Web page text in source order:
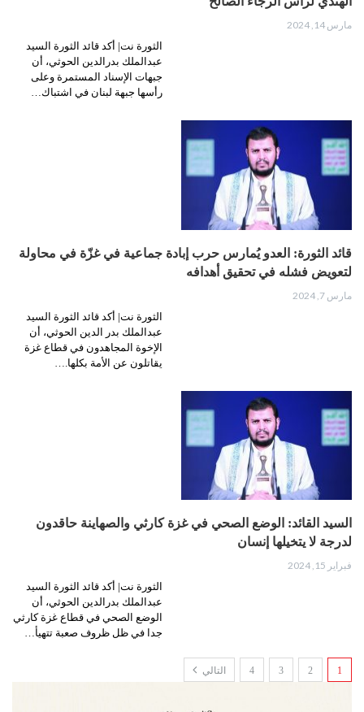
مارس 14, 2024
الثورة نت| أكد قائد الثورة السيد
عبدالملك بدرالدين الحوثي، أن
جبهات الإسناد المستمرة وعلى
رأسها جبهة لبنان في اشتباك…
قائد الثورة: العدو يُمارس حرب إبادة جماعية في غزّة في محاولة
لتعويض فشله في تحقيق أهدافه
مارس 7, 2024
الثورة نت| أكد قائد الثورة السيد
عبدالملك بدر الدين الحوثي، أن
الإخوة المجاهدون في قطاع غزة
يقاتلون عن الأمة بكلها.…
السيد القائد: الوضع الصحي في غزة كارثي والصهاينة حاقدون
لدرجة لا يتخيلها إنسان
فبراير 15, 2024
الثورة نت| أكد قائد الثورة السيد
عبدالملك بدرالدين الحوثي، أن
الوضع الصحي في قطاع غزة كارثي
جدا في ظل ظروف صعبة تتهيأ…
1
2
3
4 التالي